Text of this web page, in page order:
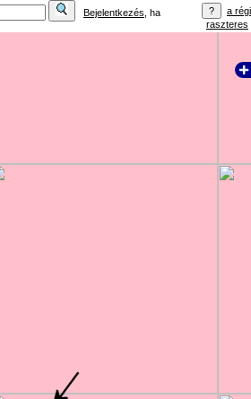
Bejelentkezés , ha
a régi
raszteres